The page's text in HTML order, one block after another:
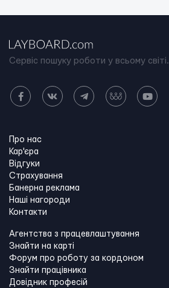
Сервіс пошуку роботи у всьому світі.
Про нас
Кар'єра
Відгуки
Страхування
Банерна реклама
Наші нагороди
Контакти
Агентства з працевлаштування
Знайти на карті
Форум про роботу за кордоном
Знайти працівника
Довідник професій